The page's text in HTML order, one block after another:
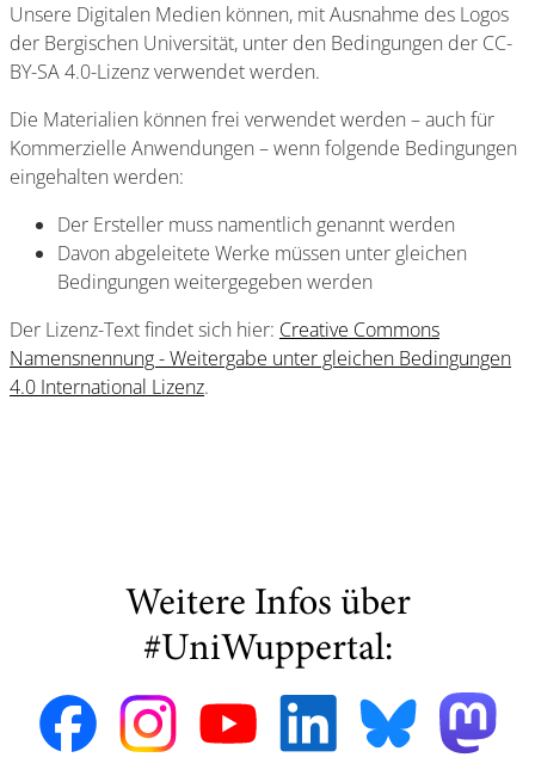
Unsere Digitalen Medien können, mit Ausnahme des Logos
der Bergischen Universität, unter den Bedingungen der CC-
BY-SA 4.0-Lizenz verwendet werden.
Die Materialien können frei verwendet werden – auch für
Kommerzielle Anwendungen – wenn folgende Bedingungen
eingehalten werden:
Der Ersteller muss namentlich genannt werden
Davon abgeleitete Werke müssen unter gleichen
Bedingungen weitergegeben werden
Der Lizenz-Text findet sich hier: Creative Commons
Namensnennung - Weitergabe unter gleichen Bedingungen
4.0 International Lizenz.
Weitere Infos über
#UniWuppertal: